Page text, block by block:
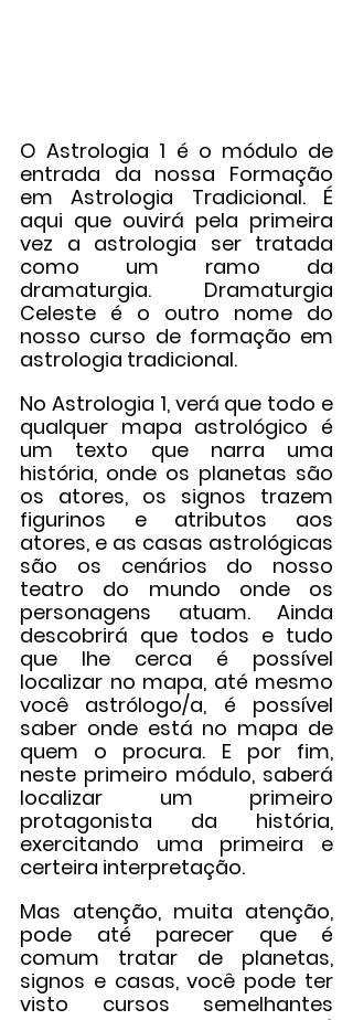
O Astrologia 1 é o módulo de
entrada da nossa Formação
em Astrologia Tradicional. É
aqui que ouvirá pela primeira
vez a astrologia ser tratada
como um ramo da
dramaturgia. Dramaturgia
Celeste é o outro nome do
nosso curso de formação em
astrologia tradicional.
No Astrologia 1, verá que todo e
qualquer mapa astrológico é
um texto que narra uma
história, onde os planetas são
os atores, os signos trazem
figurinos e atributos aos
atores, e as casas astrológicas
são os cenários do nosso
teatro do mundo onde os
personagens atuam. Ainda
descobrirá que todos e tudo
que lhe cerca é possível
localizar no mapa, até mesmo
você astrólogo/a, é possível
saber onde está no mapa de
quem o procura. E por fim,
neste primeiro módulo, saberá
localizar um primeiro
protagonista da história,
exercitando uma primeira e
certeira interpretação.
Mas atenção, muita atenção,
pode até parecer que é
comum tratar de planetas,
signos e casas, você pode ter
visto cursos semelhantes